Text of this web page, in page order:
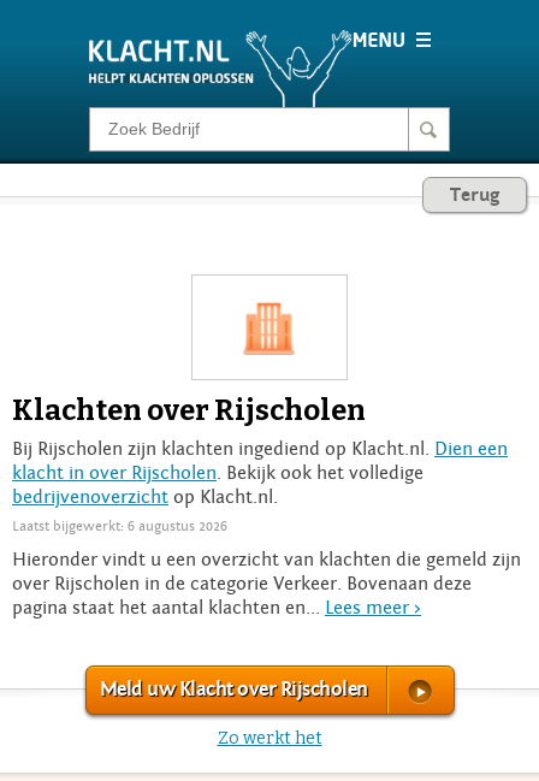
Klacht melden
Login
Terug
Klachten over Rijscholen
Bij Rijscholen zijn klachten ingediend op Klacht.nl. Dien een
klacht in over Rijscholen . Bekijk ook het volledige
bedrijvenoverzicht op Klacht.nl.
Laatst bijgewerkt: 6 augustus 2026
Hieronder vindt u een overzicht van klachten die gemeld zijn
over Rijscholen in de categorie Verkeer. Bovenaan deze
pagina staat het aantal klachten en... Lees meer >
Meld uw Klacht over Rijscholen
Zo werkt het